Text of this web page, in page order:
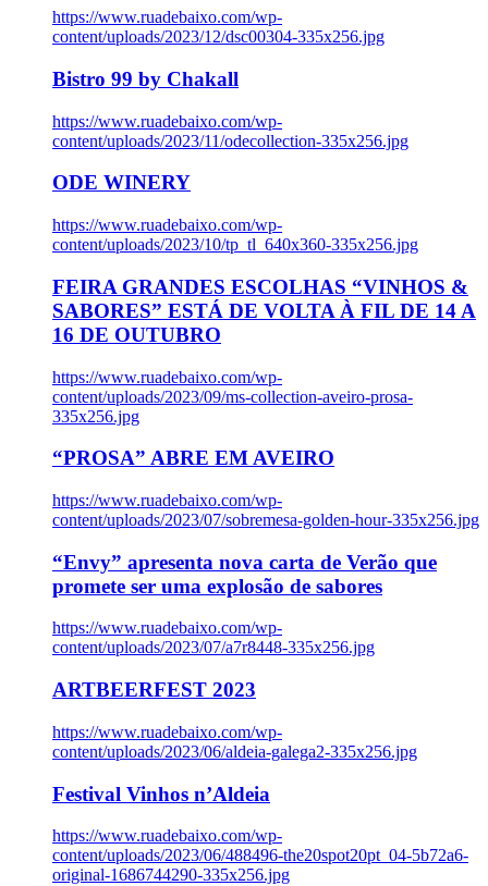
https://www.ruadebaixo.com/wp-
content/uploads/2023/12/dsc00304-335x256.jpg
Bistro 99 by Chakall
https://www.ruadebaixo.com/wp-
content/uploads/2023/11/odecollection-335x256.jpg
ODE WINERY
https://www.ruadebaixo.com/wp-
content/uploads/2023/10/tp_tl_640x360-335x256.jpg
FEIRA GRANDES ESCOLHAS “VINHOS &
SABORES” ESTÁ DE VOLTA À FIL DE 14 A
16 DE OUTUBRO
https://www.ruadebaixo.com/wp-
content/uploads/2023/09/ms-collection-aveiro-prosa-
335x256.jpg
“PROSA” ABRE EM AVEIRO
https://www.ruadebaixo.com/wp-
content/uploads/2023/07/sobremesa-golden-hour-335x256.jpg
“Envy” apresenta nova carta de Verão que
promete ser uma explosão de sabores
https://www.ruadebaixo.com/wp-
content/uploads/2023/07/a7r8448-335x256.jpg
ARTBEERFEST 2023
https://www.ruadebaixo.com/wp-
content/uploads/2023/06/aldeia-galega2-335x256.jpg
Festival Vinhos n’Aldeia
https://www.ruadebaixo.com/wp-
content/uploads/2023/06/488496-the20spot20pt_04-5b72a6-
original-1686744290-335x256.jpg